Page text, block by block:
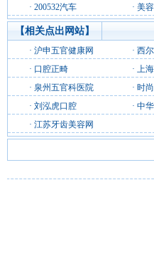
· 200532汽车 · 美
【相关点出网站】
· 沪申五官健康网 · 西
· 口腔正畸 · 上
· 泉州五官科医院 · 时
· 刘泓虎口腔 · 中
· 江苏牙齿美容网